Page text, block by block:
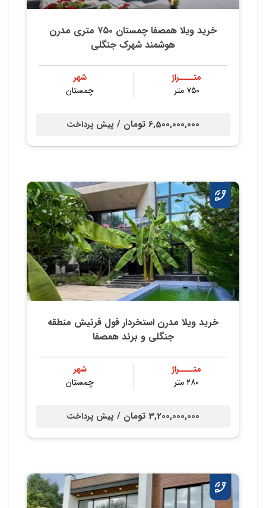
خرید ویلا همصفا چمستان ۷۵۰ متری مدرن
هوشمند شهرک جنگلی
متــــراژ
۷۵۰ متر
شهر
چمستان
6,500,000,000 تومان / پیش پرداخت
خرید ویلا مدرن استخردار فول فرنیش منطقه
جنگلی و برند همصفا
متــــراژ
۲۸۰ متر
شهر
چمستان
3,200,000,000 تومان / پیش پرداخت